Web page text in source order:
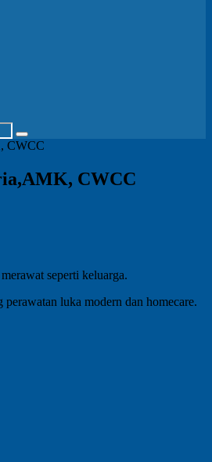
CWCC
seperti keluarga.
luka modern dan homecare.